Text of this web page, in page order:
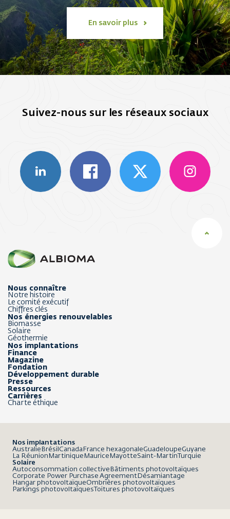
En savoir plus
Suivez-nous sur les réseaux sociaux
Nous connaître
Notre histoire
Le comité exécutif
Chiffres clés
Nos énergies renouvelables
Biomasse
Solaire
Géothermie
Nos implantations
Finance
Magazine
Fondation
Développement durable
Presse
Ressources
Carrières
Charte éthique
Nos implantations
Australie Brésil Canada France hexagonaleGuadeloupeGuyane
La Réunion Martinique Maurice MayotteSaint-MartinTurquie
Solaire
Autoconsommation collective Bâtiments photovoltaïques
Corporate Power Purchase Agreement Désamiantage
Hangar photovoltaïqueOmbrières photovoltaïques
Parkings photovoltaïquesToitures photovoltaïques